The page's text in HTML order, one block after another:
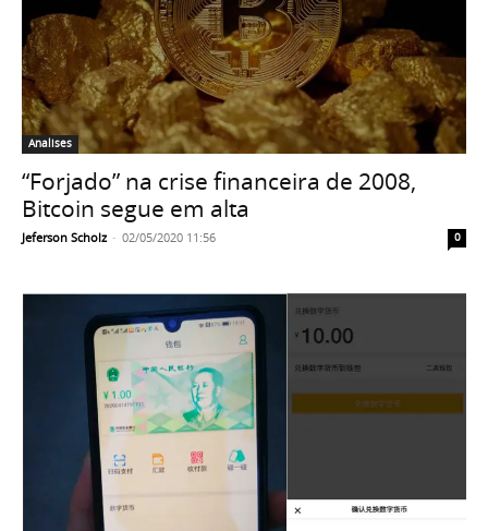
Analises
“Forjado” na crise financeira de 2008,
Bitcoin segue em alta
Jeferson Scholz - 02/05/2020 11:56 0